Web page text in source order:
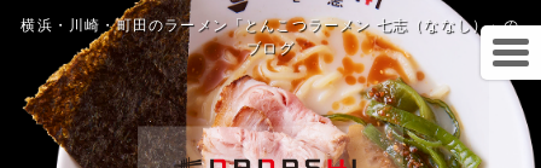
横浜・川崎・町田のラーメン「とんこつラーメン 七志（ななし）」の
ブログ